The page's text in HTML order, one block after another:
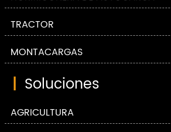
TRACTOR
MONTACARGAS
| Soluciones
AGRICULTURA